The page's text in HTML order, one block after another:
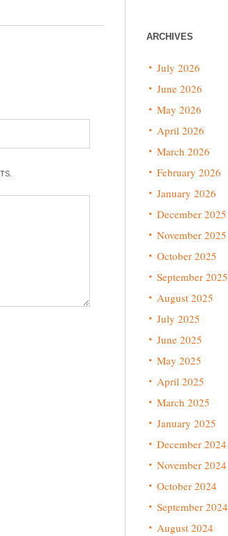
ARCHIVES
July 2026
June 2026
May 2026
April 2026
March 2026
February 2026
January 2026
December 2025
November 2025
October 2025
September 2025
August 2025
July 2025
June 2025
May 2025
April 2025
March 2025
January 2025
December 2024
November 2024
October 2024
September 2024
August 2024